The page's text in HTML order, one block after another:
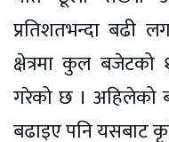
प्रतिशतभन्दा बढी
क्षेत्रमा कुल बजेटको
गरेको छ । अहिलेको
बढाइए पनि यसबाट